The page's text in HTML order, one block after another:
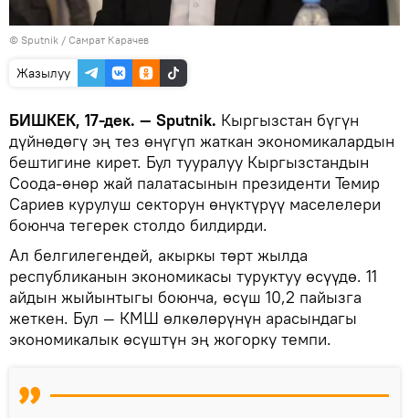
© Sputnik / Самрат Карачев
Жазылуу
БИШКЕК, 17-дек. — Sputnik. Кыргызстан бүгүн
дүйнөдөгү эң тез өнүгүп жаткан экономикалардын
бештигине кирет. Бул тууралуу Кыргызстандын
Соода-өнөр жай палатасынын президенти Темир
Сариев курулуш секторун өнүктүрүү маселелери
боюнча тегерек столдо билдирди.
Ал белгилегендей, акыркы төрт жылда
республиканын экономикасы туруктуу өсүүдө. 11
айдын жыйынтыгы боюнча, өсүш 10,2 пайызга
жеткен. Бул — КМШ өлкөлөрүнүн арасындагы
экономикалык өсүштүн эң жогорку темпи.